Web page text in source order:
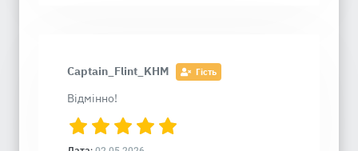
Captain_Flint_KHM Гість
Відмінно!